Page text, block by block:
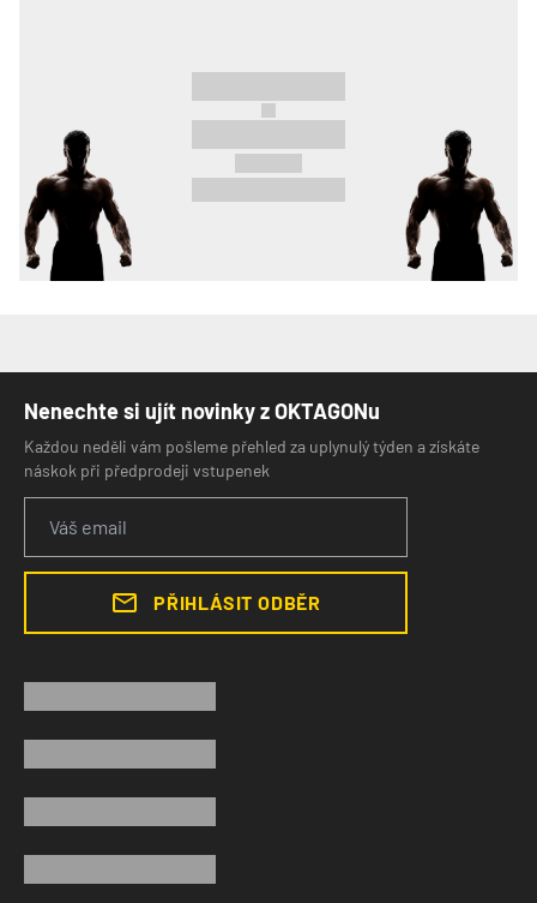
Nenechte si ujít novinky z OKTAGONu
Každou neděli vám pošleme přehled za uplynulý týden a získáte
náskok při předprodeji vstupenek
PŘIHLÁSIT ODBĚR